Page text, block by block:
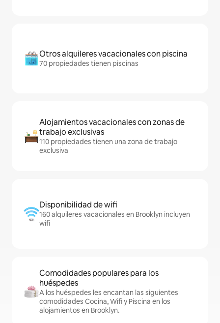
Otros alquileres vacacionales con piscina
70 propiedades tienen piscinas
Alojamientos vacacionales con zonas de
trabajo exclusivas
110 propiedades tienen una zona de trabajo
exclusiva
Disponibilidad de wifi
160 alquileres vacacionales en Brooklyn incluyen
wifi
Comodidades populares para los
huéspedes
A los huéspedes les encantan las siguientes
comodidades Cocina, Wifi y Piscina en los
alojamientos en Brooklyn.